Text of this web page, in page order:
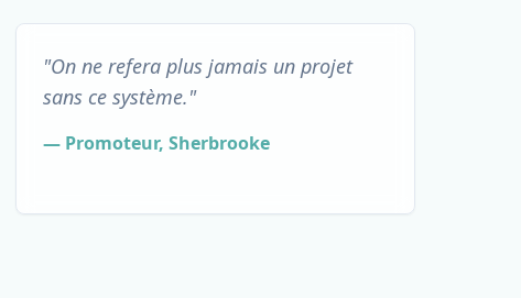
"On ne refera plus jamais un projet
sans ce système."
— Promoteur, Sherbrooke